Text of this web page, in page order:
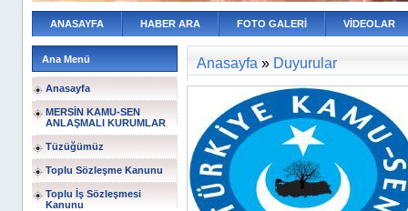
ANASAYFA HABER ARA FOTO GALERİ VİDEOLAR
Ana Menü
Anasayfa
MERSİN KAMU-SEN
ANLAŞMALI KURUMLAR
Tüzüğümüz
Toplu Sözleşme Kanunu
Toplu İş Sözleşmesi
Kanunu
Anasayfa » Duyurular